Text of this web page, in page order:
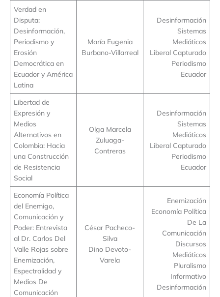
Verdad en
Disputa:
Desinformación,
Periodismo y
Erosión
Democrática en
Ecuador y América
Latina
María Eugenia
Burbano-Villarreal
Desinformación
Sistemas
Mediáticos
Liberal Capturado
Periodismo
Ecuador
Libertad de
Expresión y
Medios
Alternativos en
Colombia: Hacia
una Construcción
de Resistencia
Social
Olga Marcela
Zuluaga-
Contreras
Desinformación
Sistemas
Mediáticos
Liberal Capturado
Periodismo
Ecuador
Economía Política
del Enemigo,
Comunicación y
Poder: Entrevista
al Dr. Carlos Del
Valle Rojas sobre
Enemización,
Espectralidad y
Medios De
Comunicación
César Pacheco-
Silva
Dino Devoto-
Varela
Enemización
Economía Política
De La
Comunicación
Discursos
Mediáticos
Pluralismo
Informativo
Desinformación